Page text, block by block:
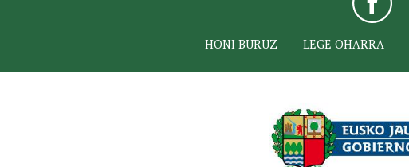
HONI BURUZ LEGE OHARRA